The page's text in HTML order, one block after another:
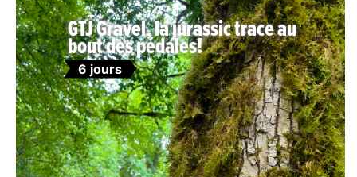
GTJ Gravel, la jurassic trace au
bout des pédales!
6 jours